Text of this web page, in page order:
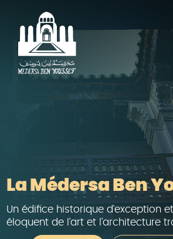
La Médersa Ben
Un édifice historique d'exception
éloquent de l’art et l'architecture